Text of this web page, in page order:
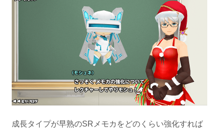
成長タイプが早熟のSRメモカをどのくらい強化すれば